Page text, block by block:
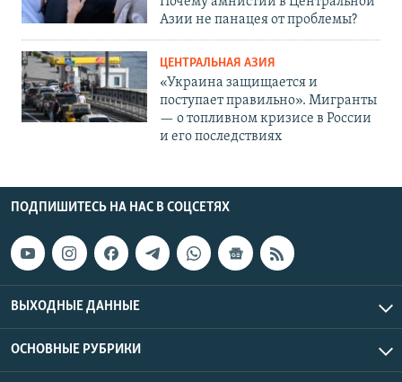
Азии не панацея от проблемы?
ЦЕНТРАЛЬНАЯ АЗИЯ
«Украина защищается и
поступает правильно». Мигранты
— о топливном кризисе в России
и его последствиях
ПОДПИШИТЕСЬ НА НАС В СОЦСЕТЯХ
ВЫХОДНЫЕ ДАННЫЕ
ОСНОВНЫЕ РУБРИКИ